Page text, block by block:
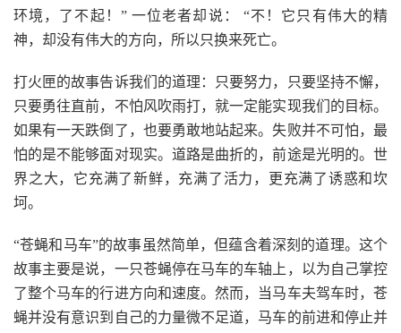
环境，了不起！” 一位老者却说： “不！它只有伟大的精
神，却没有伟大的方向，所以只换来死亡。
打火匣的故事告诉我们的道理：只要努力，只要坚持不懈，
只要勇往直前，不怕风吹雨打，就一定能实现我们的目标。
如果有一天跌倒了，也要勇敢地站起来。失败并不可怕，最
怕的是不能够面对现实。道路是曲折的，前途是光明的。世
界之大，它充满了新鲜，充满了活力，更充满了诱惑和坎
坷。
“苍蝇和马车”的故事虽然简单，但蕴含着深刻的道理。这个
故事主要是说，一只苍蝇停在马车的车轴上，以为自己掌控
了整个马车的行进方向和速度。然而，当马车夫驾车时，苍
蝇并没有意识到自己的力量微不足道，马车的前进和停止并